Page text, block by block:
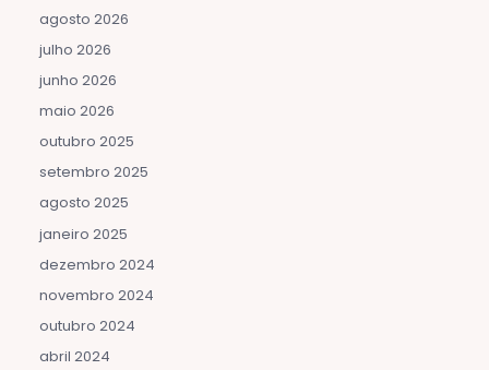
agosto 2026
julho 2026
junho 2026
maio 2026
outubro 2025
setembro 2025
agosto 2025
janeiro 2025
dezembro 2024
novembro 2024
outubro 2024
abril 2024